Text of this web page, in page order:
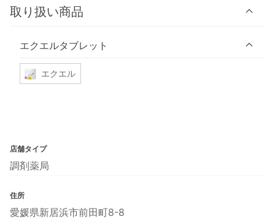
取り扱い商品
エクエルタブレット
エクエル
店舗タイプ
調剤薬局
住所
愛媛県新居浜市前田町8-8